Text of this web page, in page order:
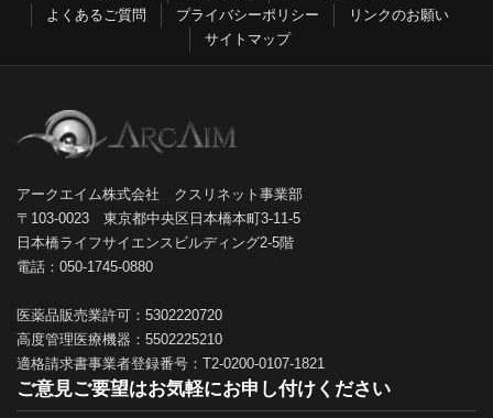
よくあるご質問
プライバシーポリシー
リンクのお願い
サイトマップ
アークエイム株式会社 クスリネット事業部
〒103-0023 東京都中央区日本橋本町3-11-5
日本橋ライフサイエンスビルディング2-5階
電話：050-1745-0880
医薬品販売業許可：5302220720
高度管理医療機器：5502225210
適格請求書事業者登録番号：T2-0200-0107-1821
ご意見ご要望はお気軽にお申し付けください